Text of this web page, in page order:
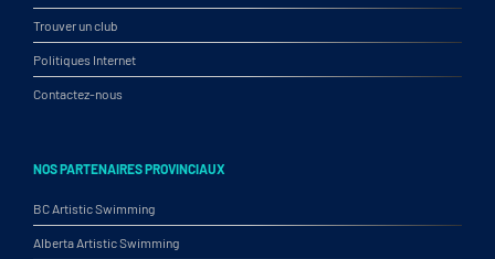
Trouver un club
Politiques Internet
Contactez-nous
NOS PARTENAIRES PROVINCIAUX
BC Artistic Swimming
Alberta Artistic Swimming